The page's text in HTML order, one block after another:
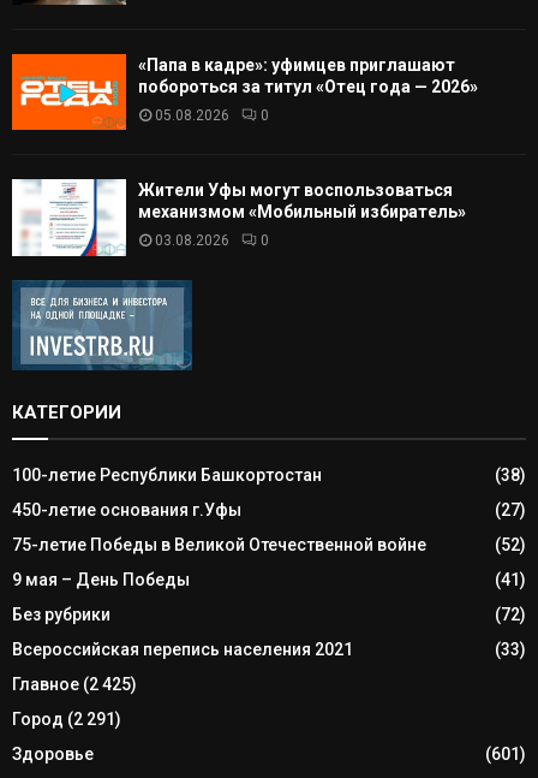
«Папа в кадре»: уфимцев приглашают
побороться за титул «Отец года — 2026»
05.08.2026 0
Жители Уфы могут воспользоваться
механизмом «Мобильный избиратель»
03.08.2026 0
КАТЕГОРИИ
100-летие Республики Башкортостан
(38)
450-летие основания г.Уфы
(27)
75-летие Победы в Великой Отечественной войне
(52)
9 мая – День Победы
(41)
Без рубрики
(72)
Всероссийская перепись населения 2021
(33)
Главное (2 425)
Город (2 291)
Здоровье
(601)